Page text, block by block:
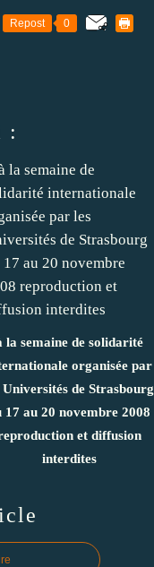
Repost 0
:
la semaine de solidarité
organisée par
Universités de Strasbourg
17 au 20 novembre 2008
et diffusion
interdites